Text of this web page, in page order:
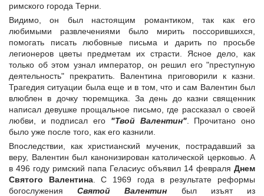
римского города Терни.
Видимо, он был настоящим романтиком, так как его
любимыми развлечениями было мирить поссорившихся,
помогать писать любовные письма и дарить по просьбе
легионеров цветы предметам их страсти. Ясное дело, как
только об этом узнал император, он решил его "преступную
деятельность" прекратить. Валентина приговорили к казни.
Трагедия ситуации была еще и в том, что и сам Валентин был
влюблен в дочку тюремщика. За день до казни священник
написал девушке прощальное письмо, где рассказал о своей
любви, и подписал его "Твой Валентин". Прочитано оно
было уже после того, как его казнили.
Впоследствии, как христианский мученик, пострадавший за
веру, Валентин был канонизирован католической церковью. А
в 496 году римский папа Геласиус объявил 14 февраля Днем
Святого Валентина. С 1969 года в результате реформы
богослуженияСвятой Валентин был изъят из